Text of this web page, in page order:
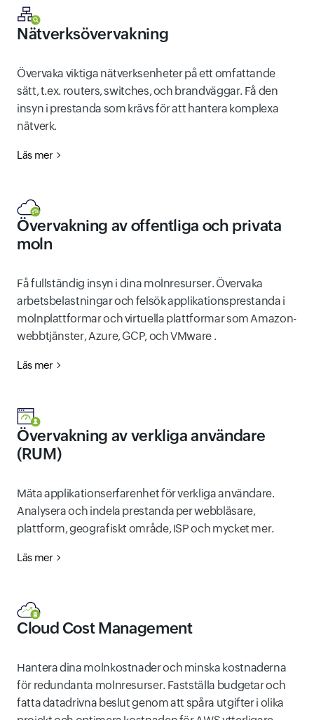
Nätverksövervakning
Övervaka viktiga nätverksenheter på ett omfattande
sätt, t.ex. routers, switches, och brandväggar. Få den
insyn i prestanda som krävs för att hantera komplexa
nätverk.
Läs mer
Övervakning av offentliga och privata
moln
Få fullständig insyn i dina molnresurser. Övervaka
arbetsbelastningar och felsök applikationsprestanda i
molnplattformar och virtuella plattformar som Amazon-
webbtjänster, Azure, GCP, och VMware .
Läs mer
Övervakning av verkliga användare
(RUM)
Mäta applikationserfarenhet för verkliga användare.
Analysera och indela prestanda per webbläsare,
plattform, geografiskt område, ISP och mycket mer.
Läs mer
Cloud Cost Management
Hantera dina molnkostnader och minska kostnaderna
för redundanta molnresurser. Fastställa budgetar och
fatta datadrivna beslut genom att spåra utgifter i olika